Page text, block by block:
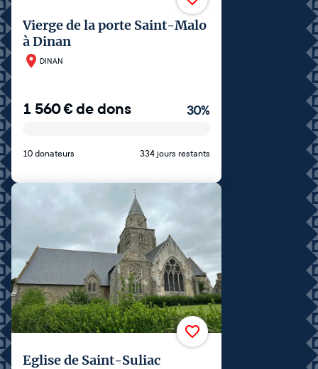
Vierge de la porte Saint-Malo
à Dinan
DINAN
1 560€de dons 30%
10 donateurs 334 jours restants
Eglise de Saint-Suliac